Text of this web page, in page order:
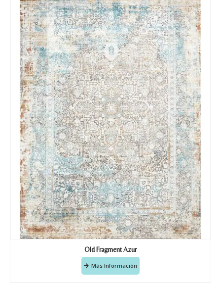
Old Fragment Azur
Más Información